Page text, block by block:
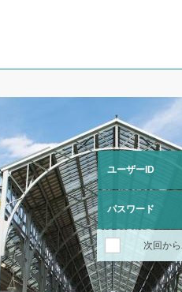
ユーザーID
パスワード
次回か